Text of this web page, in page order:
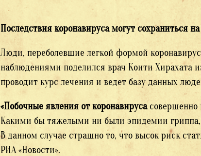
Последствия коронавируса могут сохраниться
Люди, переболевшие легкой формой
наблюдениями поделился врач Коити Хирахата
проводит курс лечения и ведет базу данных
«Побочные явления от коронавирусасовершенно
Какими бы тяжелыми ни были эпидемии гриппа,
В данном случае страшно то, что высок риск
РИА «Новости».